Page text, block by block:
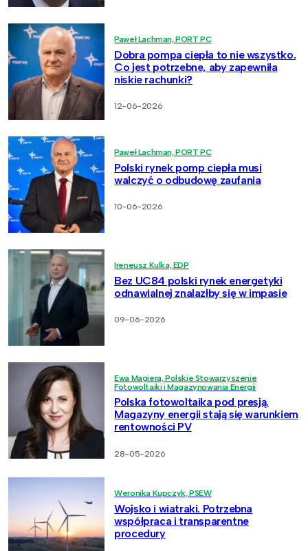
Paweł Lachman, PORT PC
Dobra pompa ciepła to nie wszystko.
Co jest potrzebne, aby zapewniła
niskie rachunki?
12-06-2026
Paweł Lachman, PORT PC
Polski rynek pomp ciepła musi
walczyć o odbudowę zaufania
10-06-2026
Ireneusz Kulka, EDP
Bez UC84 polski rynek energetyki
odnawialnej znalazłby się w impasie
09-06-2026
Ewa Magiera, Polskie Stowarzyszenie
Fotowoltaiki i Magazynowania Energii
Polska fotowoltaika pod presją.
Magazyny energii stają się warunkiem
rentowności PV
28-05-2026
Weronika Kupczyk, PSEW
Wojsko i wiatraki. Potrzebna
współpraca i transparentne
procedury